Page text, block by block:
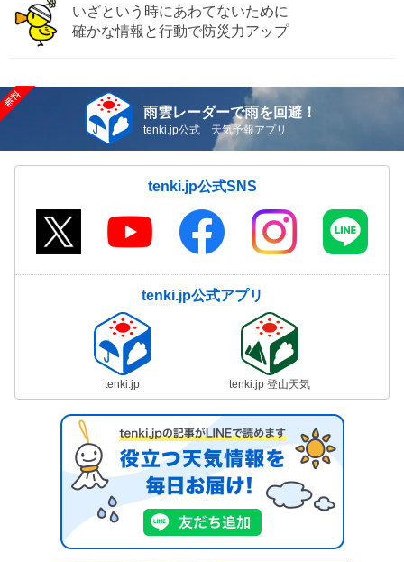
いざという時にあわてないために
確かな情報と行動で防災力アップ
雨雲レーダーで雨を回避！
tenki.jp公式 天気予報アプリ
tenki.jp公式SNS
tenki.jp公式アプリ
tenki.jp tenki.jp 登山天気